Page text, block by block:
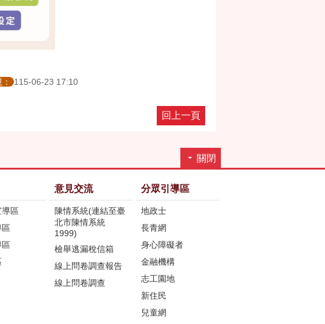
115-06-23 17:10
回上一頁
關閉
導區
區
區
意見交流
陳情系統(連結至臺
北市陳情系統
1999)
檢舉逃漏稅信箱
線上問卷調查報告
線上問卷調查
分眾引導區
地政士
長青網
身心障礙者
金融機構
志工園地
新住民
兒童網